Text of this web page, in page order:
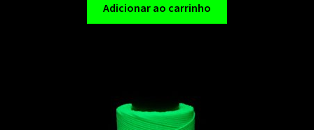
Adicionar ao carrinho